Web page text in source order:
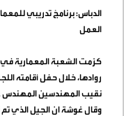
الدباس: برنامجً تدريبي
العمل
كرّمت الشعبة المعمارية في
روادها، خلال حفل أقامته
نقيب المهندسين المهندس
وقال غوشة ان الجيل الذي